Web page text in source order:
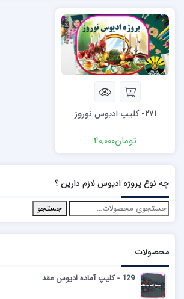
271- کلیپ ادیوس نوروز
تومان40,000
چه نوع پروژه ادیوس لازم دارین ؟
جستجو
محصولات
129 - کلیپ آماده ادیوس عقد